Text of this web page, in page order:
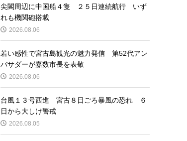
尖閣周辺に中国船４隻 ２５日連続航行 いず
れも機関砲搭載
2026.08.06
若い感性で宮古島観光の魅力発信 第52代アン
バサダーが嘉数市長を表敬
2026.08.06
台風１３号西進 宮古８日ごろ暴風の恐れ ６
日から大しけ警戒
2026.08.05